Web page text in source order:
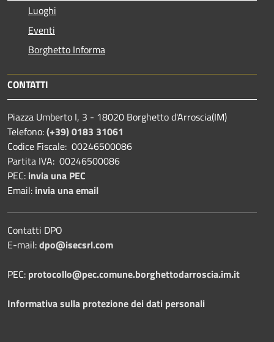
Luoghi
Eventi
Borghetto Informa
CONTATTI
Piazza Umberto I, 3 - 18020 Borghetto d'Arroscia(IM)
Telefono:(+39) 0183 31061
Codice Fiscale: 00246500086
Partita IVA: 00246500086
PEC: invia una PEC
Email: invia una email
Contatti DPO
E-mail:dpo@isecsrl.com
PEC: protocollo@pec.comune.borghettodarroscia.im.it
Informativa sulla protezione dei dati personali